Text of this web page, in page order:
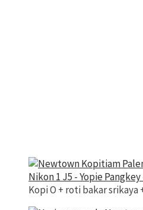
Kopi O + roti bakar